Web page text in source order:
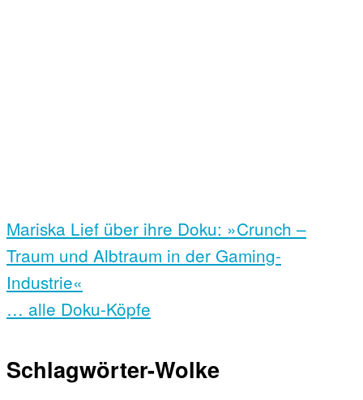
Mariska Lief über ihre Doku: »Crunch –
Traum und Albtraum in der Gaming-
Industrie«
… alle Doku-Köpfe
Schlagwörter-Wolke